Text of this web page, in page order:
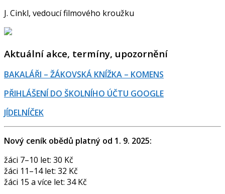
J. Cinkl, vedoucí filmového kroužku
Aktuální akce, termíny, upozornění
BAKALÁŘI – ŽÁKOVSKÁ KNÍŽKA – KOMENS
PŘIHLÁŠENÍ DO ŠKOLNÍHO ÚČTU GOOGLE
JÍDELNÍČEK
Nový ceník obědů platný od 1. 9. 2025:
žáci 7–10 let: 30 Kč
žáci 11–14 let: 32 Kč
žáci 15 a více let: 34 Kč